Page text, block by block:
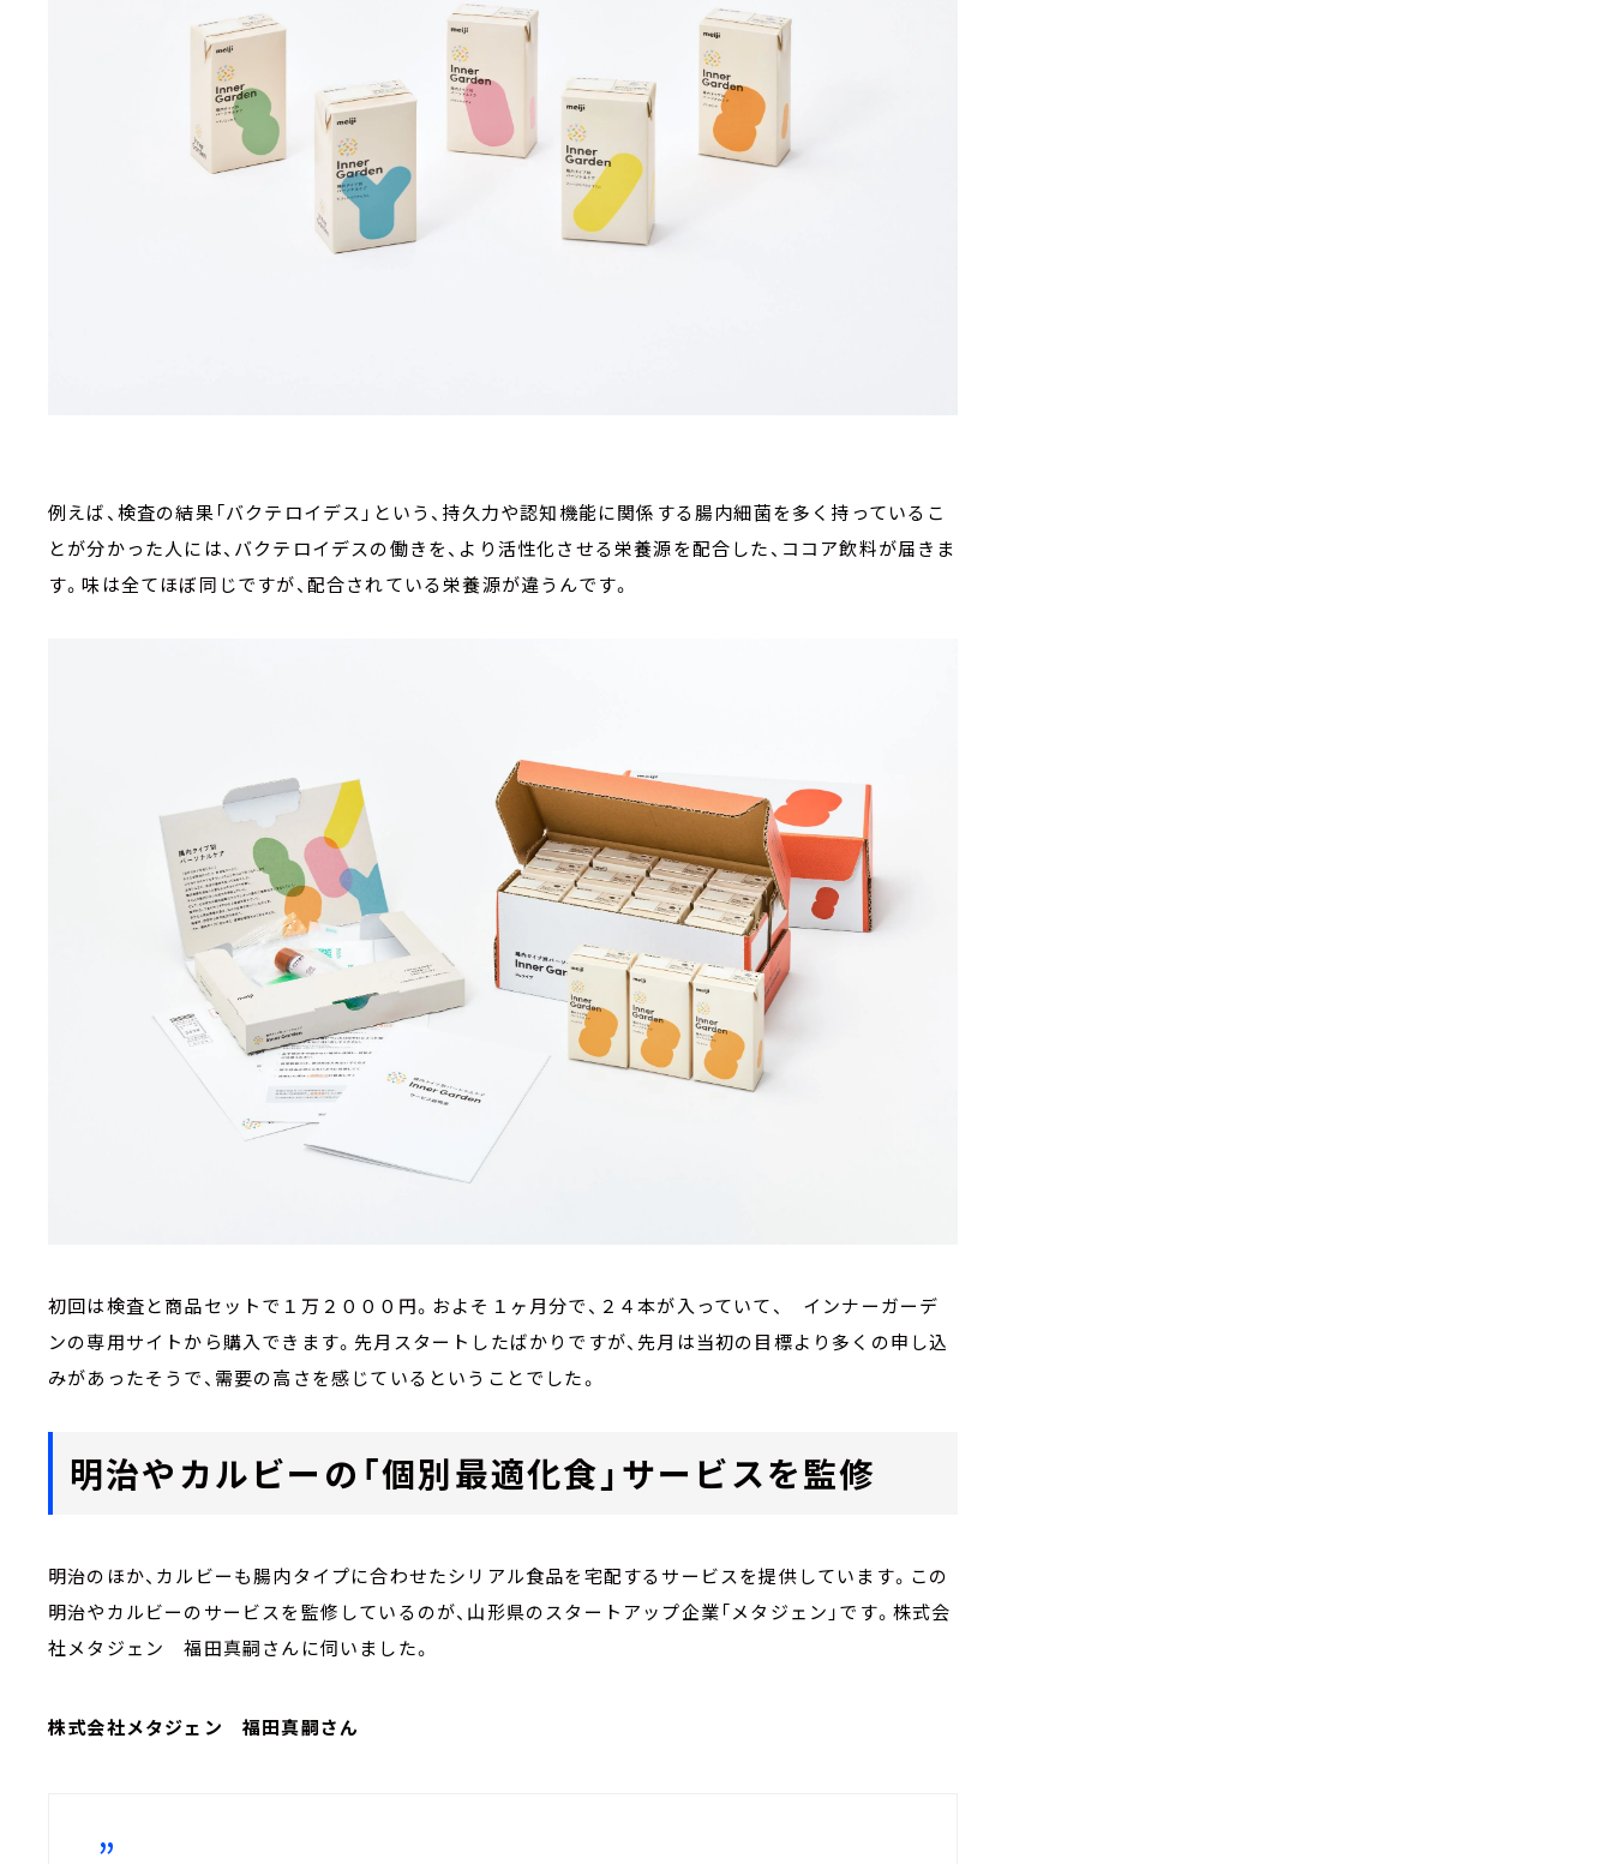
例えば、検査の結果「バクテロイデス」という、持久力や認知機能に関係する腸内細菌を多く持っているこ
とが分かった人には、バクテロイデスの働きを、より活性化させる栄養源を配合した、ココア飲料が届きま
す。味は全てほぼ同じですが、配合されている栄養源が違うんです。
初回は検査と商品セットで１万２０００円。およそ１ヶ月分で、２４本が入っていて、 インナーガーデ
ンの専用サイトから購入できます。先月スタートしたばかりですが、先月は当初の目標より多くの申し込
みがあったそうで、需要の高さを感じているということでした。
明治やカルビーの「個別最適化食」サービスを監修
明治のほか、カルビーも腸内タイプに合わせたシリアル食品を宅配するサービスを提供しています。この
明治やカルビーのサービスを監修しているのが、山形県のスタートアップ企業「メタジェン」です。株式会
社メタジェン 福田真嗣さんに伺いました。
株式会社メタジェン 福田真嗣さん